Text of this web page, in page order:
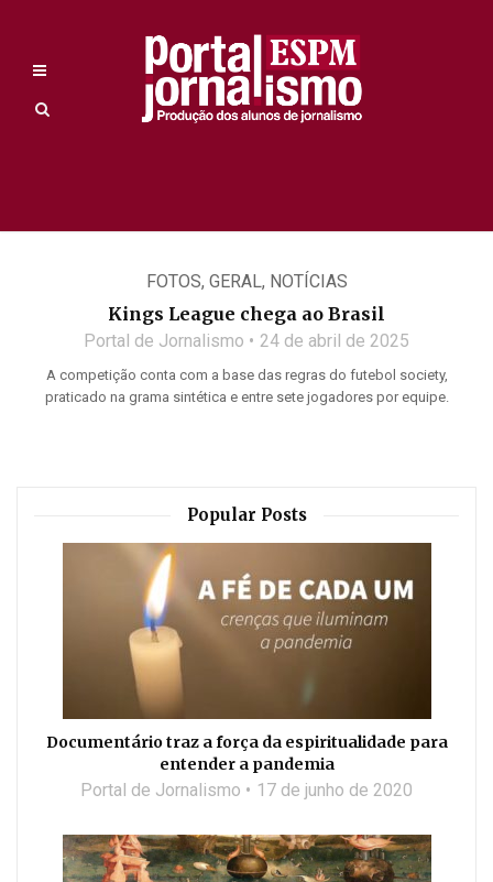
FOTOS, GERAL, NOTÍCIAS
Kings League chega ao Brasil
Portal de Jornalismo 24 de abril de 2025
A competição conta com a base das regras do futebol society,
praticado na grama sintética e entre sete jogadores por equipe.
Popular Posts
Documentário traz a força da espiritualidade para
entender a pandemia
Portal de Jornalismo 17 de junho de 2020